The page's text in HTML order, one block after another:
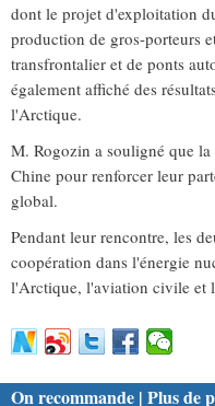
dont le projet d'exploitation
production de gros-porteurs
transfrontalier et de ponts
également affiché des
l'Arctique.
M. Rogozin a souligné que la
Chine pour renforcer leur
global.
Pendant leur rencontre, les
coopération dans l'énergie
l'Arctique, l'aviation civile et
On recommande | Plus de